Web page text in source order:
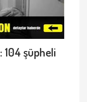
104 şüpheli